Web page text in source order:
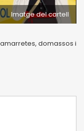
Imatge del cartell
domassos i